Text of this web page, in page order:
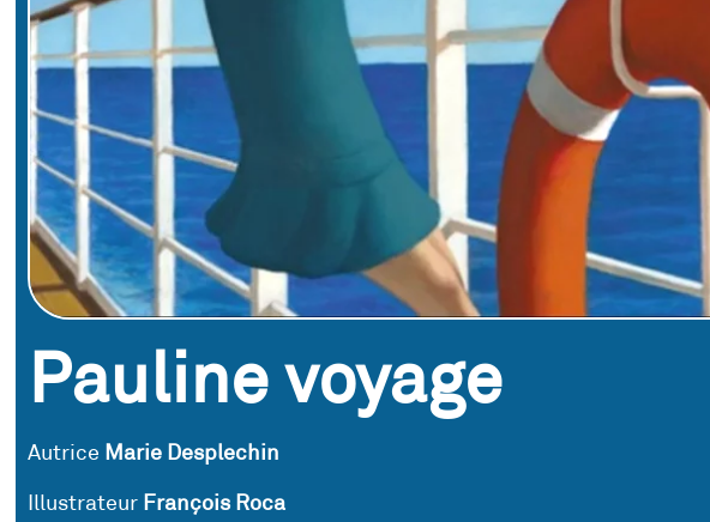
Pauline voyage
Autrice Marie Desplechin
Illustrateur François Roca